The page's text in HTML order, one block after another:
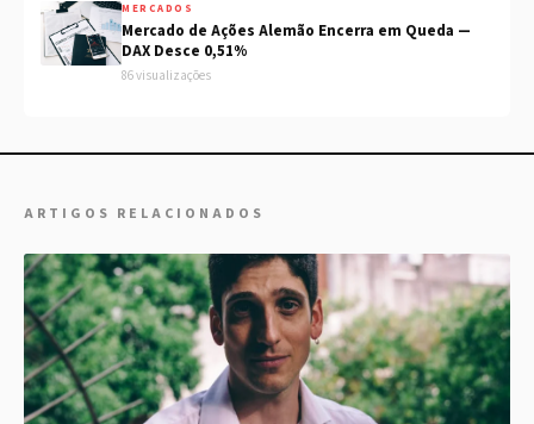
MERCADOS
Mercado de Ações Alemão Encerra em Queda —
DAX Desce 0,51%
86 visualizações
ARTIGOS RELACIONADOS